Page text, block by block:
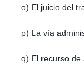
o) El juicio del
p) La vía
q) El recurso de